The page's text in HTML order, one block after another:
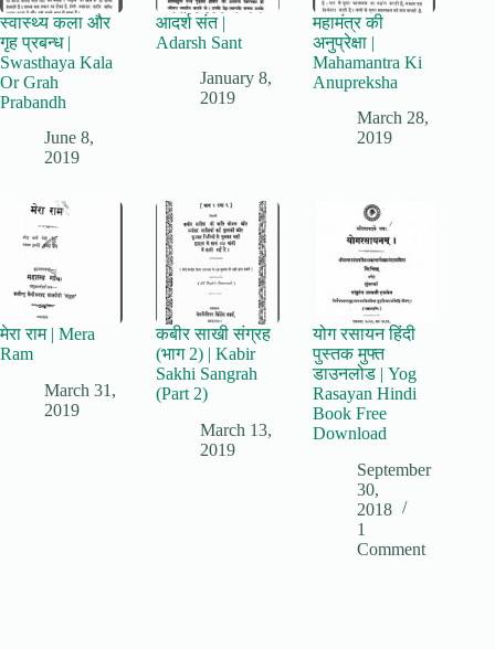
स्वास्थ्य कला और
गृह प्रबन्ध |
Swasthaya Kala
Or Grah
Prabandh
June 8,
2019
आदर्श संत |
Adarsh Sant
January 8,
2019
महामंत्र की
अनुप्रेक्षा |
Mahamantra Ki
Anupreksha
March 28,
2019
मेरा राम | Mera
Ram
March 31,
2019
कबीर साखी संग्रह
(भाग 2) | Kabir
Sakhi Sangrah
(Part 2)
March 13,
2019
योग रसायन हिंदी
पुस्तक मुफ्त
डाउनलोड | Yog
Rasayan Hindi
Book Free
Download
September
30,
2018
1
Comment